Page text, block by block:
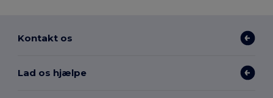
Kontakt os
Lad os hjælpe